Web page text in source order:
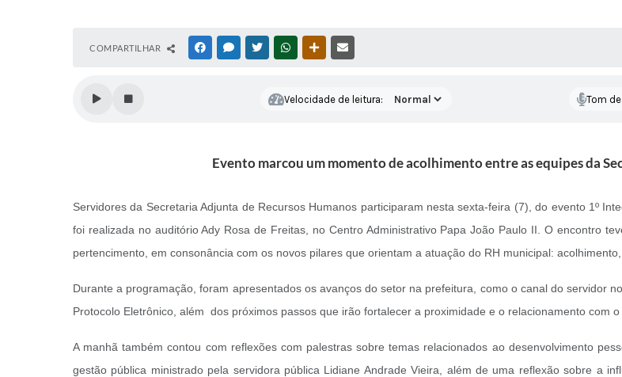
COMPARTILHAR FACEBOOKMESSENGER
TWITTERWHATSAPPOUTRAS MÍDIAS
Velocidade de leitura: Tom
Evento marcou um momento de acolhimento entre as equipes da
Servidores da Secretaria Adjunta de Recursos Humanos participaram nesta sexta-feira (7), do evento 1º
foi realizada no auditório Ady Rosa de Freitas, no Centro Administrativo Papa João Paulo II. O encontro
pertencimento, em consonância com os novos pilares que orientam a atuação do RH municipal:
Durante a programação, foram apresentados os avanços do setor na prefeitura, como o canal do servidor
Protocolo Eletrônico, além dos próximos passos que irão fortalecer a proximidade e o relacionamento com o
A manhã também contou com reflexões com palestras sobre temas relacionados ao desenvolvimento
gestão pública ministrado pela servidora pública Lidiane Andrade Vieira, além de uma reflexão sobre a